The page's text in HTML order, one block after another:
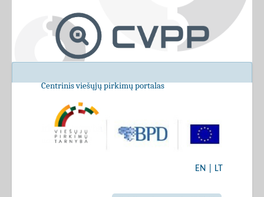
Centrinis viešųjų pirkimų portalas
EN LT